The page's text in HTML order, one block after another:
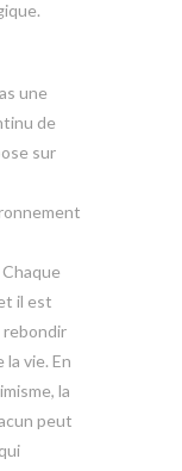
une
de
sur
il est
rebondir
vie. En
la
peut